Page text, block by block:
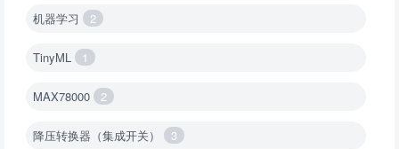
机器学习 2
TinyML 1
MAX78000 2
降压转换器（集成开关） 3